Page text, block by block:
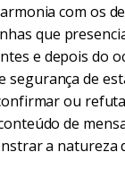
com os
que
e depois do
segurança de
ou
de
a natureza